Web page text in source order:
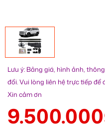
Lưu ý: Bảng giá, hình ảnh,
đổi. Vui lòng liên hệ trực tiếp
Xin cảm ơn
9.500.000